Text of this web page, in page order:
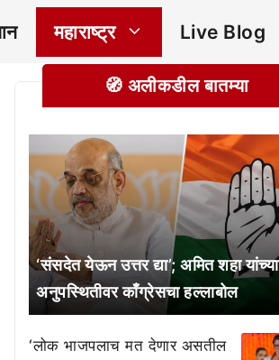
महाराष्ट्र Live Blog
🧭 अलीकडील बातम्या
‘संसदेत येऊन उत्तर द्या’; अमित शहा यांच्या
अनुपस्थितीवर काँग्रेसचा हल्लाबोल
‘लोक भाजपलाच मत देणार असतील